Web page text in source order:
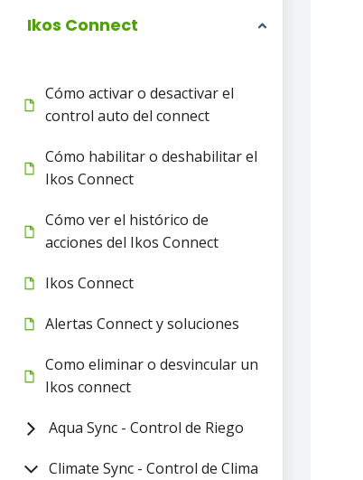
Ikos Connect
Cómo activar o desactivar el
control auto del connect
Cómo habilitar o deshabilitar el
Ikos Connect
Cómo ver el histórico de
acciones del Ikos Connect
Ikos Connect
Alertas Connect y soluciones
Como eliminar o desvincular un
Ikos connect
Aqua Sync - Control de Riego
Climate Sync - Control de Clima